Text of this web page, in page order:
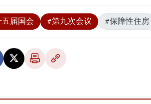
五届国会 #第九次会议 #保障性住房